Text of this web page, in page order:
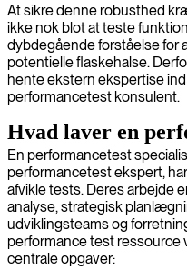
At sikre denne robusthed
ikke nok blot at teste
dybdegående forståelse for
potentielle flaskehalse.
hente ekstern ekspertise ind
performancetest konsulent.
Hvad laver en
En performancetest
performancetest ekspert,
afvikle tests. Deres arbejde
analyse, strategisk
udviklingsteams og
performance test
centrale opgaver: